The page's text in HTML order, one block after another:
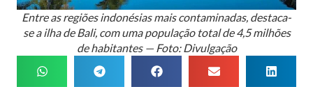
Entre as regiões indonésias mais contaminadas, destaca-
se a ilha de Bali, com uma população total de 4,5 milhões
de habitantes — Foto: Divulgação